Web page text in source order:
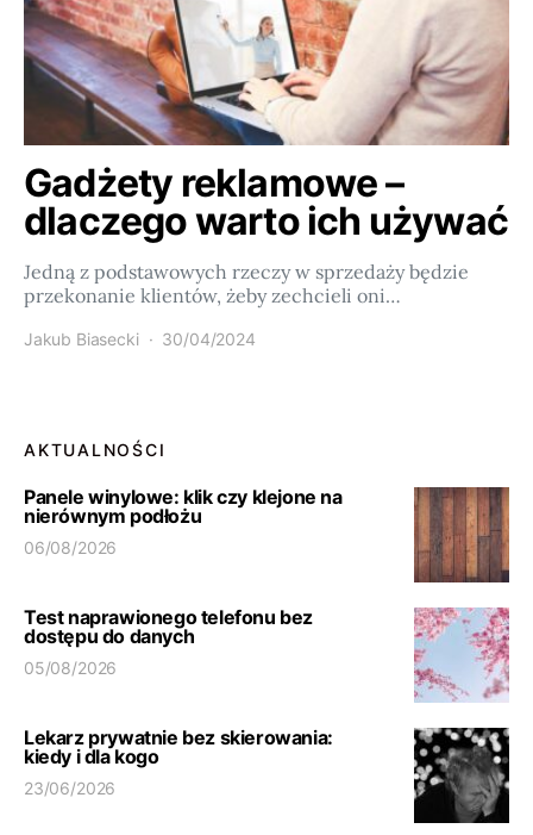
Gadżety reklamowe –
dlaczego warto ich używać
Jedną z podstawowych rzeczy w sprzedaży będzie
przekonanie klientów, żeby zechcieli oni…
Jakub Biasecki 30/04/2024
AKTUALNOŚCI
Panele winylowe: klik czy klejone na
nierównym podłożu
06/08/2026
Test naprawionego telefonu bez
dostępu do danych
05/08/2026
Lekarz prywatnie bez skierowania:
kiedy i dla kogo
23/06/2026